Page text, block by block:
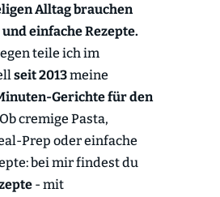
Alltag brauchen
einfache Rezepte.
teile ich im
seit 2013meine
Gerichte für den
cremige Pasta,
Prep oder einfache
bei mir findest du
- mit